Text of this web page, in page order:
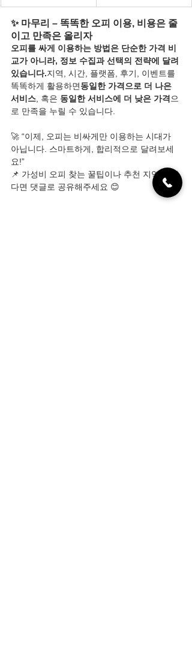
✨ 마무리 – 똑똑한 오피 이용, 비용은 줄
이고 만족은 올리자
오피를 싸게 이용하는 방법은 단순한 가격 비
교가 아니라, 정보 수집과 선택의 전략에 달려
있습니다.지역, 시간, 플랫폼, 후기, 이벤트를
똑똑하게 활용하면동일한 가격으로 더 나은
서비스 , 혹은 동일한 서비스에 더 낮은 가격으
로 만족을 누릴 수 있습니다.
🚀 “이제, 오피는 비싸게만 이용하는 시대가
아닙니다. 스마트하게, 합리적으로 달려보세
요!”
📌 가성비 오피 찾는 꿀팁이나 추천 지역이 있
다면 댓글로 공유해주세요 😊